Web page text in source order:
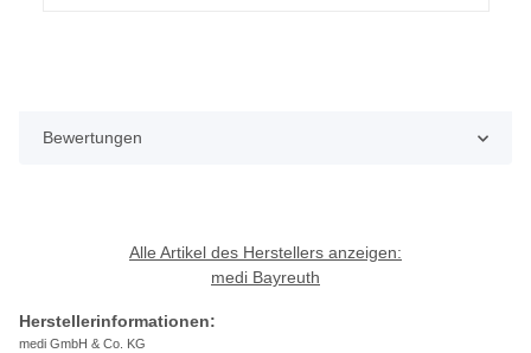
Bewertungen
Alle Artikel des Herstellers anzeigen:
medi Bayreuth
Herstellerinformationen:
medi GmbH & Co. KG